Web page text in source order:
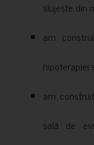
slujește din
am
hipoterapiei
am
sală de